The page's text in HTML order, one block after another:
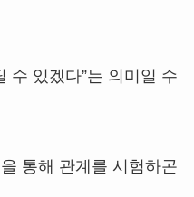
수 있겠다”는 의미일 수
통해 관계를 시험하곤